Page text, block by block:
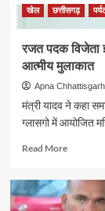
संभाग
श्रद्धालु
भारत
गौरव
ट्रेन
से
रामलला
के
दर्शन
खेल छत्तीसगढ़
रजत पदक विजेता
आत्मीय मुलाकात
Apna Chhattisgarh
मंत्री यादव ने कहा
ग्लासगो में आयोजित
Read MoreRead
रजत
पदक